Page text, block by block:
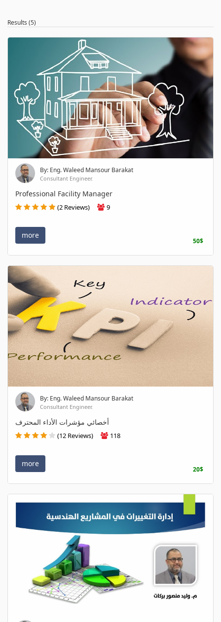
Results (5)
By: Eng. Waleed Mansour Barakat
Consultant Engineer.
Professional Facility Manager
(2 Reviews) 9
more
50$
By: Eng. Waleed Mansour Barakat
Consultant Engineer.
أخصائي مؤشرات الأداء المحترف
(12 Reviews) 118
more
20$